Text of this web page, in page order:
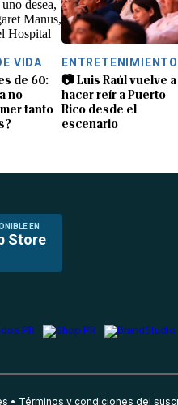
VIDA
de 60:
no
tanto
ENTRETENIMIENTO
📷 Luis Raúl vuelve a
hacer reír a Puerto
Rico desde el
escenario
EN
Store
Términos y condiciones del